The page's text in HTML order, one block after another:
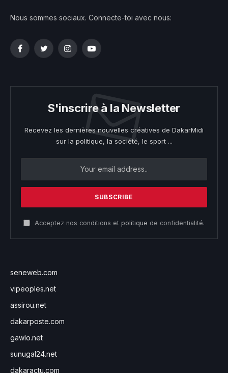
Nous sommes sociaux. Connecte-toi avec nous:
FacebookTwitterInstagramYouTube
S'inscrire à la Newsletter
Recevez les dernières nouvelles créatives de DakarMidi
sur la politique, la société, le sport ...
Acceptez nos conditions et politique de confidentialité.
seneweb.com
vipeoples.net
assirou.net
dakarposte.com
gawlo.net
sunugal24.net
dakaractu.com